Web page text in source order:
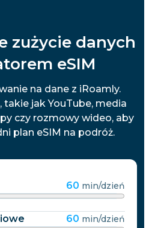
zużycie danych
eSIM
na dane z iRoamly.
jak YouTube, media
czy rozmowy wideo, aby
plan eSIM na podróż.
60 min/dzień
60 min/dzień